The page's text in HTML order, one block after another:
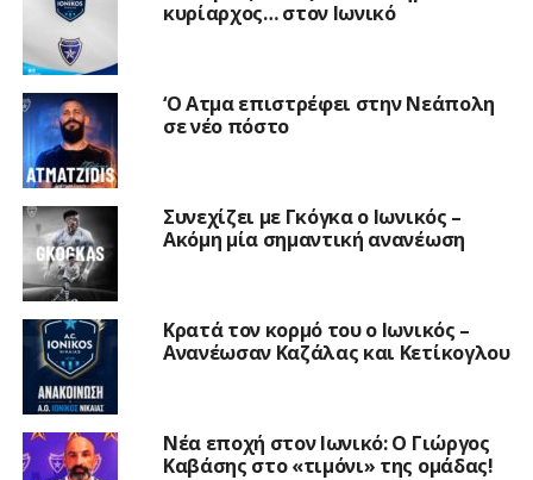
κυρίαρχος… στον Ιωνικό
‘Ο Ατμα επιστρέφει στην Νεάπολη
σε νέο πόστο
Συνεχίζει με Γκόγκα ο Ιωνικός –
Ακόμη μία σημαντική ανανέωση
Κρατά τον κορμό του ο Ιωνικός –
Ανανέωσαν Καζάλας και Κετίκογλου
Νέα εποχή στον Ιωνικό: Ο Γιώργος
Καβάσης στο «τιμόνι» της ομάδας!